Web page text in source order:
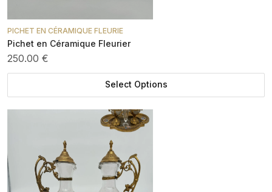
PICHET EN CÉRAMIQUE FLEURIE
Pichet en Céramique Fleurier
250.00 €
Select Options